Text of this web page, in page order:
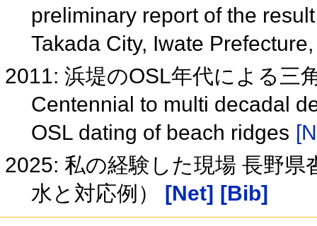
preliminary report of the
Takada City, Iwate
2011: 浜堤のOSL年代による三
Centennial to multi decadal
OSL dating of beach ridges
2025: 私の経験した現場 長野
水と対応例）
[Net] [Bib]